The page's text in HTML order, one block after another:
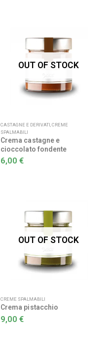
OUT OF STOCK
CASTAGNE E DERIVATI CREME
SPALMABILI
Crema castagne e
cioccolato fondente
6,00€
OUT OF STOCK
CREME SPALMABILI
Crema pistacchio
9,00€